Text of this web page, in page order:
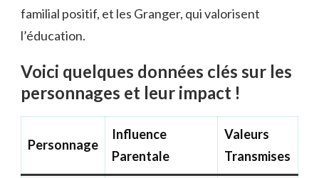
familial positif, et les Granger, qui valorisent
l’éducation.
Voici quelques données clés sur les
personnages et leur impact !
Personnage
Influence
Parentale
Valeurs
Transmises